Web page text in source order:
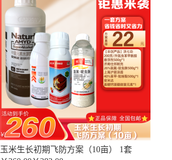
玉米生长初期飞防方案（10亩） 1套